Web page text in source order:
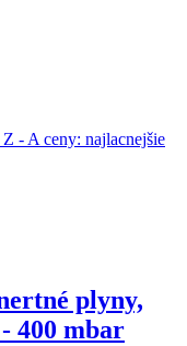
Z - Aceny: najlacnejšie
plyny,
400 mbar